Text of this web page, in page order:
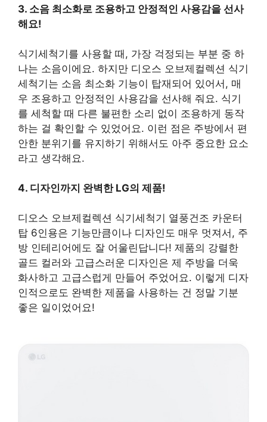
3. 소음 최소화로 조용하고 안정적인 사용감을 선사
해요!
식기세척기를 사용할 때, 가장 걱정되는 부분 중 하
나는 소음이에요. 하지만 디오스 오브제컬렉션 식기
세척기는 소음 최소화 기능이 탑재되어 있어서, 매
우 조용하고 안정적인 사용감을 선사해 줘요. 식기
를 세척할 때 다른 불편한 소리 없이 조용하게 동작
하는 걸 확인할 수 있었어요. 이런 점은 주방에서 편
안한 분위기를 유지하기 위해서도 아주 중요한 요소
라고 생각해요.
4. 디자인까지 완벽한 LG의 제품!
디오스 오브제컬렉션 식기세척기 열풍건조 카운터
탑 6인용은 기능만큼이나 디자인도 매우 멋져서, 주
방 인테리어에도 잘 어울린답니다! 제품의 강렬한
골드 컬러와 고급스러운 디자인은 제 주방을 더욱
화사하고 고급스럽게 만들어 주었어요. 이렇게 디자
인적으로도 완벽한 제품을 사용하는 건 정말 기분
좋은 일이었어요!